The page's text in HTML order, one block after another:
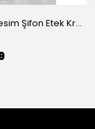
Asimetrik Kesim Şifon Etek Krem